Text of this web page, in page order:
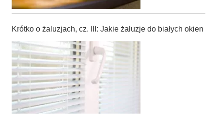
Krótko o żaluzjach, cz. III: Jakie żaluzje do białych okien